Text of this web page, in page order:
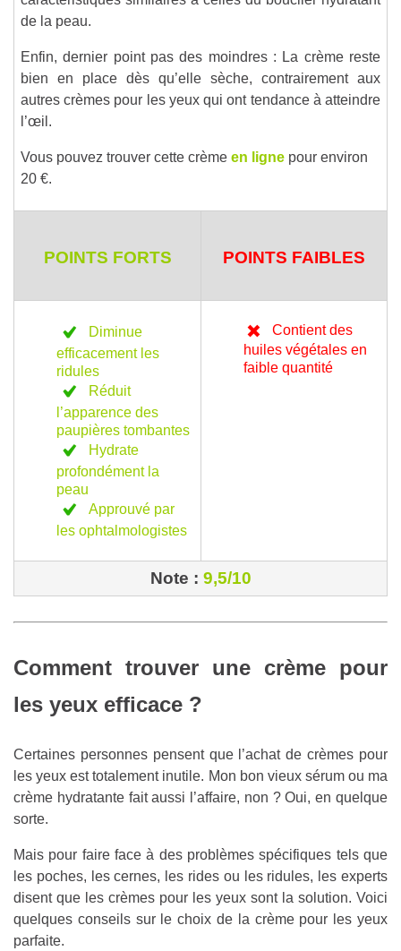
de la peau.
Enfin, dernier point pas des moindres : La crème reste
bien en place dès qu’elle sèche, contrairement aux
autres crèmes pour les yeux qui ont tendance à atteindre
l’œil.
Vous pouvez trouver cette crème en ligne pour environ
20 €.
POINTS FORTS POINTS FAIBLES
Diminue
efficacement les
ridules
Réduit
l’apparence des
paupières tombantes
Hydrate
profondément la
peau
Approuvé par
les ophtalmologistes
Contient des
huiles végétales en
faible quantité
Note : 9,5/10
Comment trouver une crème pour
les yeux efficace ?
Certaines personnes pensent que l’achat de crèmes pour
les yeux est totalement inutile. Mon bon vieux sérum ou ma
crème hydratante fait aussi l’affaire, non ? Oui, en quelque
sorte.
Mais pour faire face à des problèmes spécifiques tels que
les poches, les cernes, les rides ou les ridules, les experts
disent que les crèmes pour les yeux sont la solution. Voici
quelques conseils sur le choix de la crème pour les yeux
parfaite.